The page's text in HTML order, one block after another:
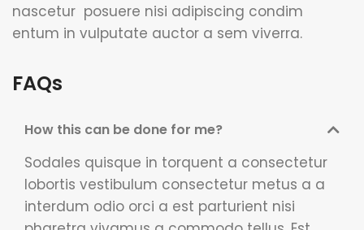
nascetur posuere nisi adipiscing condim
entum in vulputate auctor a sem viverra.
FAQs
How this can be done for me?
Sodales quisque in torquent a consectetur
lobortis vestibulum consectetur metus a a
interdum odio orci a est parturient nisi